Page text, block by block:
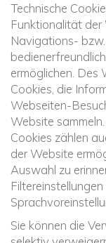
Technische
Funktionalität der
Navigations-
ermöglichen. Des
Cookies, die
Webseiten-
Website
Cookies zählen
der Website
Auswahl zu
Sie können die